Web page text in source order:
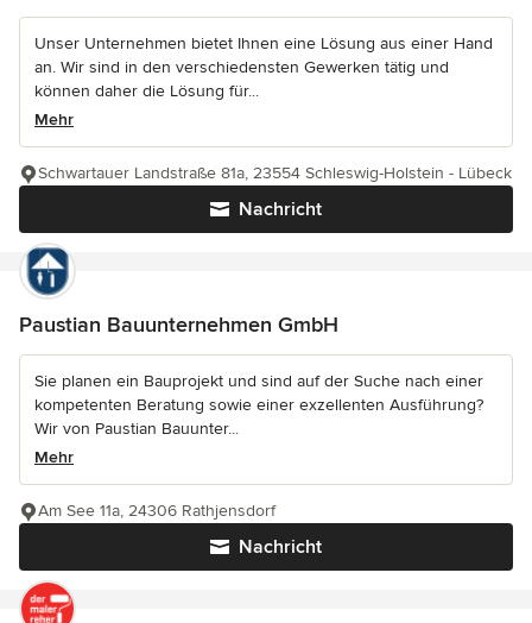
Unser Unternehmen bietet Ihnen eine Lösung aus einer Hand
an. Wir sind in den verschiedensten Gewerken tätig und
können daher die Lösung für...
Mehr
Nachricht
Schwartauer Landstraße 81a, 23554 Schleswig-Holstein - Lübeck
Paustian Bauunternehmen GmbH
Sie planen ein Bauprojekt und sind auf der Suche nach einer
kompetenten Beratung sowie einer exzellenten Ausführung?
Wir von Paustian Bauunter...
Mehr
Nachricht
Am See 11a, 24306 Rathjensdorf